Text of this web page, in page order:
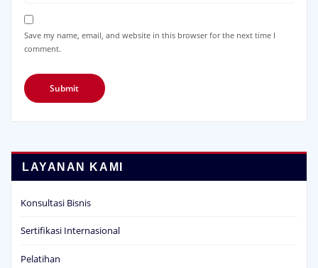
Save my name, email, and website in this browser for the next time I
comment.
LAYANAN KAMI
Konsultasi Bisnis
Sertifikasi Internasional
Pelatihan